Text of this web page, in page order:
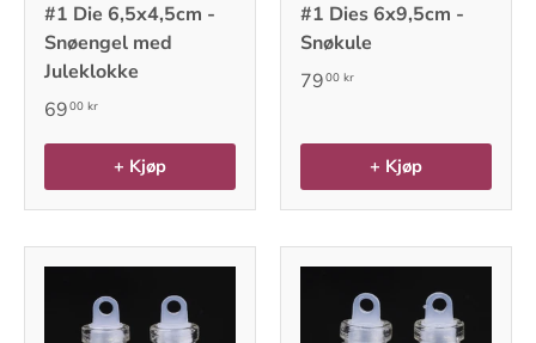
#1 Die 6,5x4,5cm -
Snøengel med
Juleklokke
6900 kr
+ Kjøp
#1 Dies 6x9,5cm -
Snøkule
7900 kr
+ Kjøp